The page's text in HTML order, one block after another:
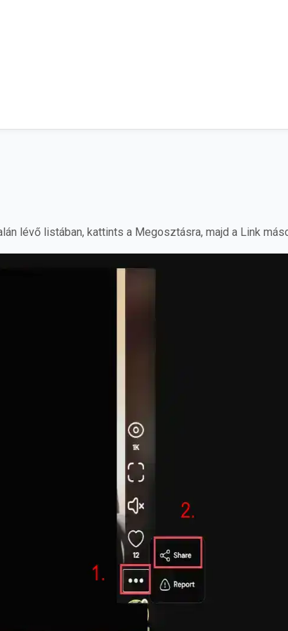
lévő listában, kattints a Megosztásra, majd a Link